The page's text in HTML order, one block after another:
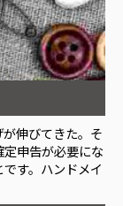
伸びてきた。そ
申告が必要にな
す。ハンドメイ